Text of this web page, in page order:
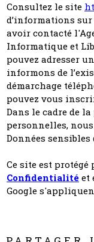
Consultez le site
d’informations sur
avoir contacté
Informatique et
pouvez adresser
informons de
démarchage
pouvez vous
Dans le cadre de
personnelles,
Données
Ce site est protégé
Confidentialité et
Google